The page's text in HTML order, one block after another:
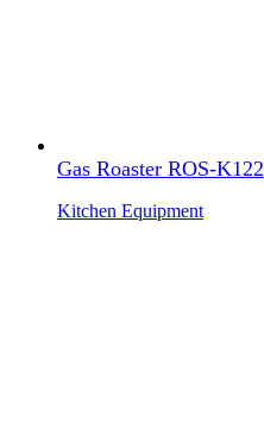
Gas Roaster ROS-K122
Kitchen Equipment